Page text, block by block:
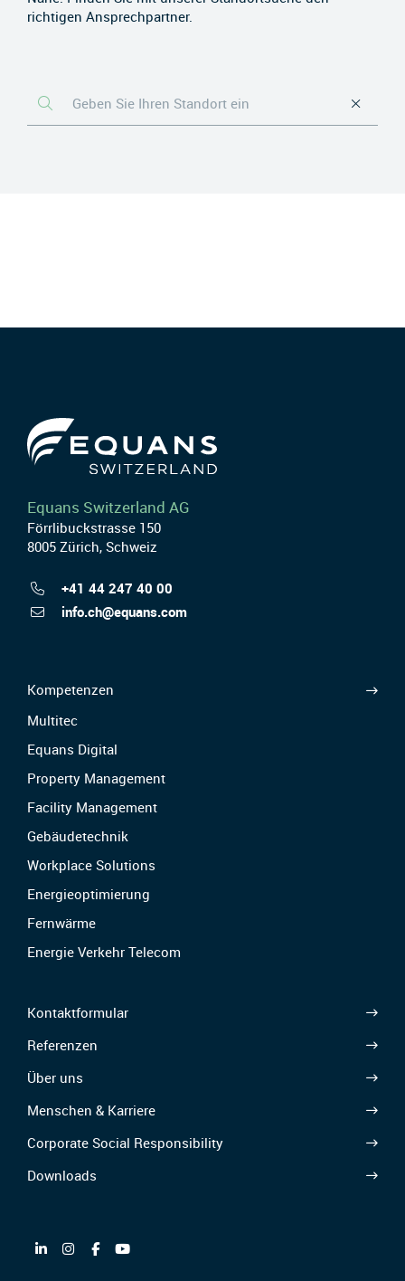
richtigen Ansprechpartner.
Equans Switzerland AG
Förrlibuckstrasse 150
8005 Zürich, Schweiz
+41 44 247 40 00
info.ch@equans.com
Kompetenzen
Multitec
Equans Digital
Property Management
Facility Management
Gebäudetechnik
Workplace Solutions
Energieoptimierung
Fernwärme
Energie Verkehr Telecom
Kontaktformular
Referenzen
Über uns
Menschen & Karriere
Corporate Social Responsibility
Downloads